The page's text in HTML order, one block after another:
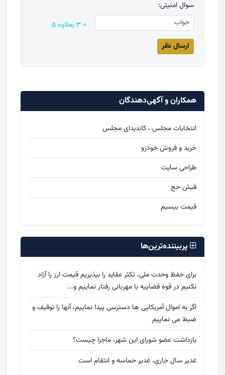
سوال امنیتی:
= ۳ بعلاوه ۵
همکاران و آگهی‌دهندگان
انتخابات مجلس ، کاندیدای مجلس
خرید و فروش خودرو
طراحی سایت
فیش حج
قیمت بیسیم
پربیننده‌ترین‌ها
برای حفظ وحدت ملی، تکثر عقاید را بپذیریم قیمت ارز را آزاد
نکنیم در قوه قضاییه با مهربانی رفتار نماییم و...
اگر به اموال آمریکایی ها دسترسی پیدا نماییم، آنها را توقیف و
ضبط می نماییم
بازداشت عضو شورای این شهر، ماجرا چیست؟
غدیر سال جاری، غدیر حماسه و انتقام است